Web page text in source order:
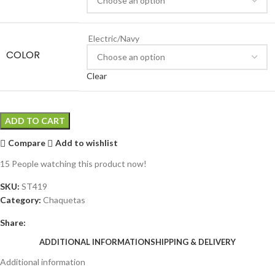
COLOR
Electric/Navy
Clear
ADD TO CART
Compare
Add to wishlist
15 People watching this product now!
SKU: ST419
Category: Chaquetas
Share:
ADDITIONAL INFORMATIONSHIPPING & DELIVERY
Additional information